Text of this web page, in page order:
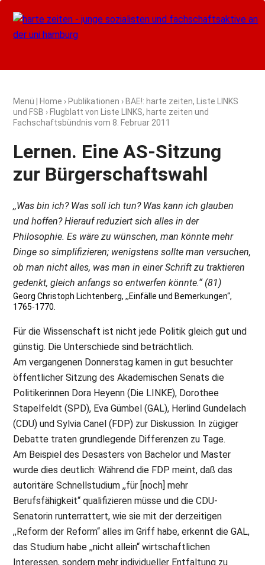
Menü Home › Publikationen › BAE!: harte zeiten, Liste LINKS
und FSB › Flugblatt von Liste LINKS, harte zeiten und
Fachschaftsbündnis vom 8. Februar 2011
Lernen. Eine AS-Sitzung
zur Bürgerschaftswahl
,,Was bin ich? Was soll ich tun? Was kann ich glauben
und hoffen? Hierauf reduziert sich alles in der
Philosophie. Es wäre zu wünschen, man könnte mehr
Dinge so simplifizieren; wenigstens sollte man versuchen,
ob man nicht alles, was man in einer Schrift zu traktieren
gedenkt, gleich anfangs so entwerfen könnte.“ (81)
Georg Christoph Lichtenberg, ,,Einfälle und Bemerkungen“,
1765-1770.
Für die Wissenschaft ist nicht jede Politik gleich gut und
günstig. Die Unterschiede sind beträchtlich.
Am vergangenen Donnerstag kamen in gut besuchter
öffentlicher Sitzung des Akademischen Senats die
Politikerinnen Dora Heyenn (Die LINKE), Dorothee
Stapelfeldt (SPD), Eva Gümbel (GAL), Herlind Gundelach
(CDU) und Sylvia Canel (FDP) zur Diskussion. In zügiger
Debatte traten grundlegende Differenzen zu Tage.
Am Beispiel des Desasters von Bachelor und Master
wurde dies deutlich: Während die FDP meint, daß das
autoritäre Schnellstudium ,,für [noch] mehr
Berufsfähigkeit“ qualifizieren müsse und die CDU-
Senatorin runterrattert, wie sie mit der derzeitigen
,,Reform der Reform“ alles im Griff habe, erkennt die GAL,
das Studium habe ,,nicht allein“ wirtschaftlichen
Interessen, sondern mehr individueller Entfaltung zu